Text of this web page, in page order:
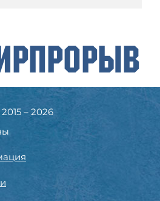
– 2026